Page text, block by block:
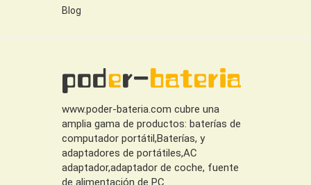
Blog
www.poder-bateria.com cubre una
amplia gama de productos: baterías de
computador portátil,Baterías, y
adaptadores de portátiles,AC
adaptador,adaptador de coche, fuente
de alimentación de PC.